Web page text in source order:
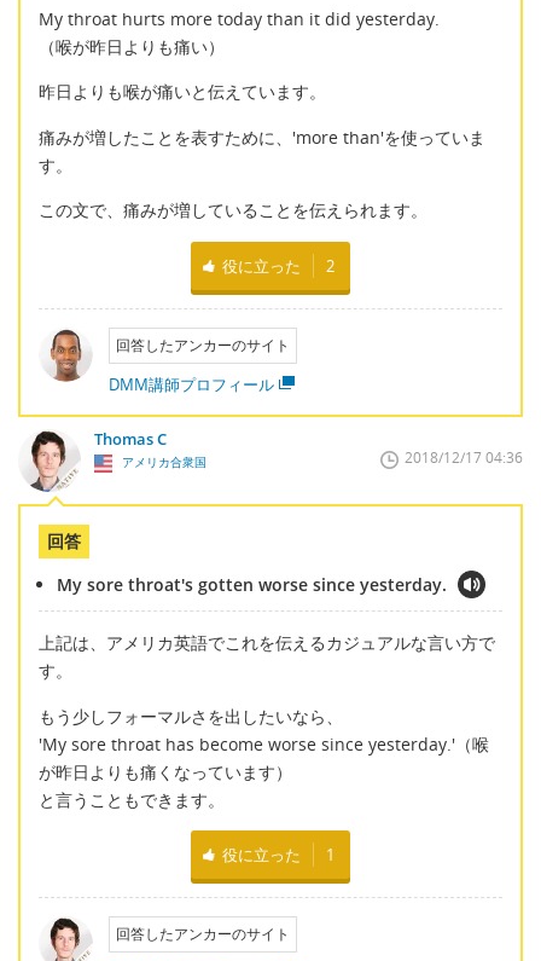
My throat hurts more today than it did yesterday.
（喉が昨日よりも痛い）
昨日よりも喉が痛いと伝えています。
痛みが増したことを表すために、'more than'を使っていま
す。
この文で、痛みが増していることを伝えられます。
役に立った 2
回答したアンカーのサイト
DMM講師プロフィール
Thomas C
アメリカ合衆国 2018/12/17 04:36
回答
My sore throat's gotten worse since yesterday.
上記は、アメリカ英語でこれを伝えるカジュアルな言い方で
す。
もう少しフォーマルさを出したいなら、
'My sore throat has become worse since yesterday.'（喉
が昨日よりも痛くなっています）
と言うこともできます。
役に立った 1
回答したアンカーのサイト